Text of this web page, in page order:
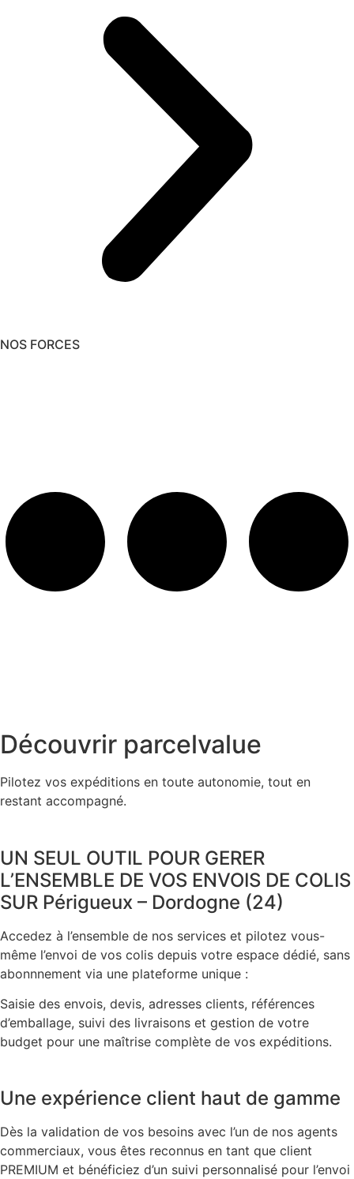
NOS FORCES
Découvrir parcelvalue
Pilotez vos expéditions en toute autonomie, tout en
restant accompagné.
UN SEUL OUTIL POUR GERER
L’ENSEMBLE DE VOS ENVOIS DE COLIS
SUR Périgueux – Dordogne (24)
Accedez à l’ensemble de nos services et pilotez vous-
même l’envoi de vos colis depuis votre espace dédié, sans
abonnnement via une plateforme unique :
Saisie des envois, devis, adresses clients, références
d’emballage, suivi des livraisons et gestion de votre
budget pour une maîtrise complète de vos expéditions.
Une expérience client haut de gamme
Dès la validation de vos besoins avec l’un de nos agents
commerciaux, vous êtes reconnus en tant que client
PREMIUM et bénéficiez d’un suivi personnalisé pour l’envoi